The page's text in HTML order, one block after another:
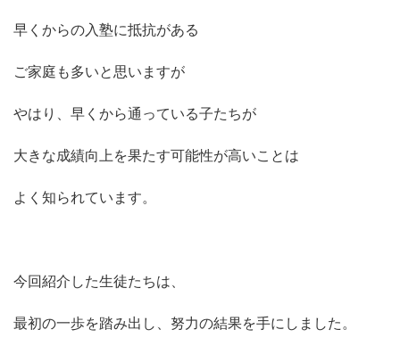
早くからの入塾に抵抗がある
ご家庭も多いと思いますが
やはり、早くから通っている子たちが
大きな成績向上を果たす可能性が高いことは
よく知られています。
今回紹介した生徒たちは、
最初の一歩を踏み出し、努力の結果を手にしました。